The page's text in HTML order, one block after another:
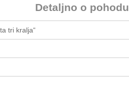
Detaljno o pohodu
tri kralja“